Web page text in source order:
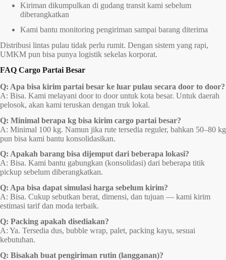
Kiriman dikumpulkan di gudang transit kami sebelum
diberangkatkan
Kami bantu monitoring pengiriman sampai barang diterima
Distribusi lintas pulau tidak perlu rumit. Dengan sistem yang rapi,
UMKM pun bisa punya logistik sekelas korporat.
FAQ Cargo Partai Besar
Q: Apa bisa kirim partai besar ke luar pulau secara door to door?
A: Bisa. Kami melayani door to door untuk kota besar. Untuk daerah
pelosok, akan kami teruskan dengan truk lokal.
Q: Minimal berapa kg bisa kirim cargo partai besar?
A: Minimal 100 kg. Namun jika rute tersedia reguler, bahkan 50–80 kg
pun bisa kami bantu konsolidasikan.
Q: Apakah barang bisa dijemput dari beberapa lokasi?
A: Bisa. Kami bantu gabungkan (konsolidasi) dari beberapa titik
pickup sebelum diberangkatkan.
Q: Apa bisa dapat simulasi harga sebelum kirim?
A: Bisa. Cukup sebutkan berat, dimensi, dan tujuan — kami kirim
estimasi tarif dan moda terbaik.
Q: Packing apakah disediakan?
A: Ya. Tersedia dus, bubble wrap, palet, packing kayu, sesuai
kebutuhan.
Q: Bisakah buat pengiriman rutin (langganan)?